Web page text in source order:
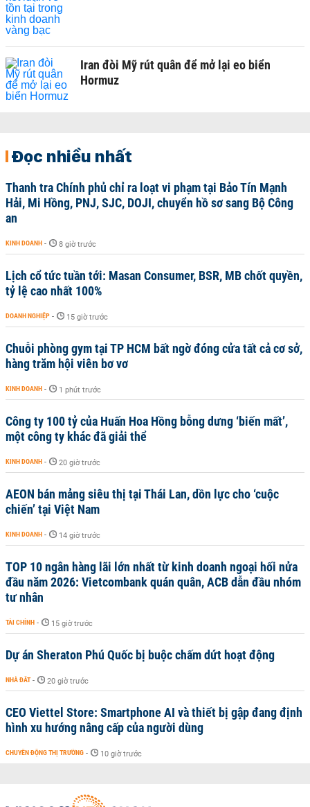
Iran đòi Mỹ rút quân để mở lại eo biển
Hormuz
Đọc nhiều nhất
Thanh tra Chính phủ chỉ ra loạt vi phạm tại Bảo Tín Mạnh
Hải, Mi Hồng, PNJ, SJC, DOJI, chuyển hồ sơ sang Bộ Công
an
KINH DOANH - 8 giờ trước
Lịch cổ tức tuần tới: Masan Consumer, BSR, MB chốt quyền,
tỷ lệ cao nhất 100%
DOANH NGHIỆP - 15 giờ trước
Chuỗi phòng gym tại TP HCM bất ngờ đóng cửa tất cả cơ sở,
hàng trăm hội viên bơ vơ
KINH DOANH - 1 phút trước
Công ty 100 tỷ của Huấn Hoa Hồng bỗng dưng ‘biến mất’,
một công ty khác đã giải thể
KINH DOANH - 20 giờ trước
AEON bán mảng siêu thị tại Thái Lan, dồn lực cho ‘cuộc
chiến’ tại Việt Nam
KINH DOANH - 14 giờ trước
TOP 10 ngân hàng lãi lớn nhất từ kinh doanh ngoại hối nửa
đầu năm 2026: Vietcombank quán quân, ACB dẫn đầu nhóm
tư nhân
TÀI CHÍNH - 15 giờ trước
Dự án Sheraton Phú Quốc bị buộc chấm dứt hoạt động
NHÀ ĐẤT - 20 giờ trước
CEO Viettel Store: Smartphone AI và thiết bị gập đang định
hình xu hướng nâng cấp của người dùng
CHUYỂN ĐỘNG THỊ TRƯỜNG - 10 giờ trước